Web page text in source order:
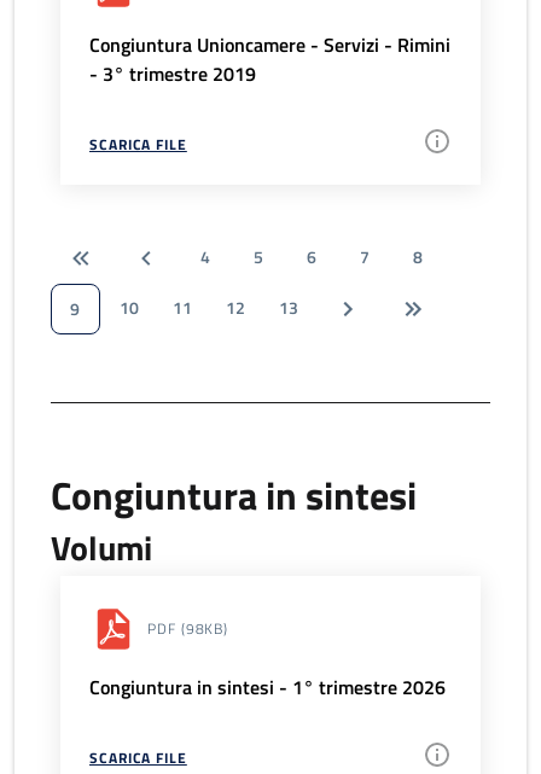
Congiuntura Unioncamere - Servizi - Rimini
- 3° trimestre 2019
SCARICA FILE
4 5 6 7
8
9
10 11 12 13
Congiuntura in sintesi
Volumi
PDF (98KB)
Congiuntura in sintesi - 1° trimestre 2026
SCARICA FILE